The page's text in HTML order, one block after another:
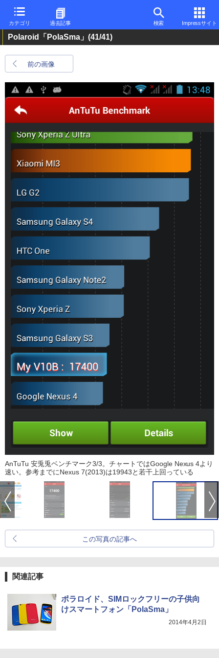
カテゴリ 過去記事 検索 Impressサイト
Polaroid「PolaSma」 (41/41)
前の画像
AnTuTu 安兎兎ベンチマーク3/3。チャートではGoogle Nexus 4より
速い。参考までにNexus 7(2013)は19943と若干上回っている
この写真の記事へ
関連記事
ポラロイド、SIMロックフリーの子供向
けスマートフォン「PolaSma」
2014年4月2日